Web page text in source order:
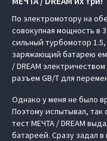
По электромотору на
совокупная мощность в
сильный турбомотор
заряжающий батарею
/ DREAM
разъем GB/T для
Однако у меня не было
Поэтому испытывал, так
тест МЕЧТА / DREAM
батареей. Сразу задал